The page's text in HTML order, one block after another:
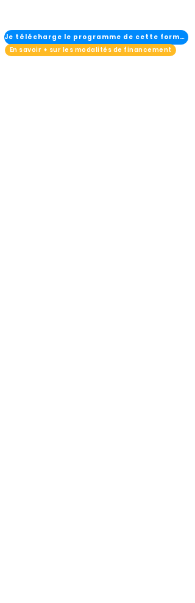
Je télécharge le programme de cette formation
En savoir + sur les modalités de financement